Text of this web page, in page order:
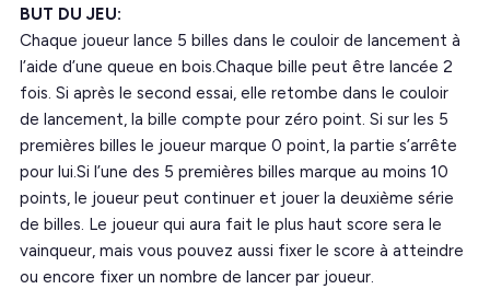
BUT DU JEU:
Chaque joueur lance 5 billes dans le couloir de lancement à
l’aide d’une queue en bois.Chaque bille peut être lancée 2
fois. Si après le second essai, elle retombe dans le couloir
de lancement, la bille compte pour zéro point. Si sur les 5
premières billes le joueur marque 0 point, la partie s’arrête
pour lui.Si l’une des 5 premières billes marque au moins 10
points, le joueur peut continuer et jouer la deuxième série
de billes. Le joueur qui aura fait le plus haut score sera le
vainqueur, mais vous pouvez aussi fixer le score à atteindre
ou encore fixer un nombre de lancer par joueur.